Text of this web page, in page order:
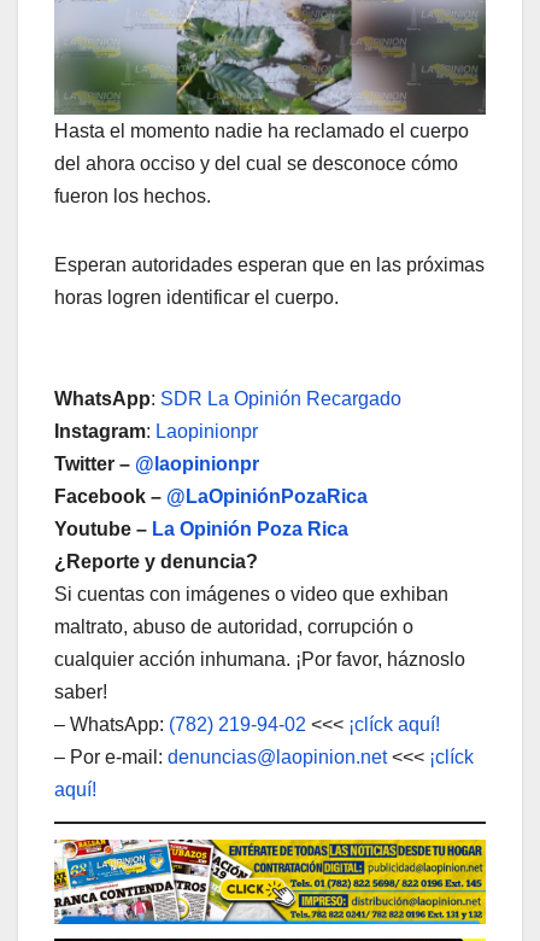
Hasta el momento nadie ha reclamado el cuerpo
del ahora occiso y del cual se desconoce cómo
fueron los hechos.
Esperan autoridades esperan que en las próximas
horas logren identificar el cuerpo.
WhatsApp: SDR La Opinión Recargado
Instagram: Laopinionpr
Twitter – @laopinionpr
Facebook – @LaOpiniónPozaRica
Youtube – La Opinión Poza Rica
¿Reporte y denuncia?
Si cuentas con imágenes o video que exhiban
maltrato, abuso de autoridad, corrupción o
cualquier acción inhumana. ¡Por favor, háznoslo
saber!
– WhatsApp: (782) 219-94-02 <<< ¡clíck aquí!
– Por e-mail: denuncias@laopinion.net<<< ¡clíck
aquí!